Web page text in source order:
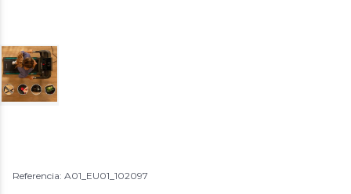
Referencia: A01_EU01_102097